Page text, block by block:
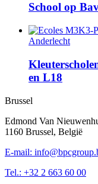
School op
Anderlecht
en L18
Brussel
Edmond Van
1160 Brussel, België
E-mail:
Tel.: +32 2 663 60 00